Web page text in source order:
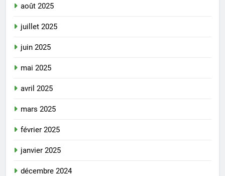
août 2025
juillet 2025
juin 2025
mai 2025
avril 2025
mars 2025
février 2025
janvier 2025
décembre 2024